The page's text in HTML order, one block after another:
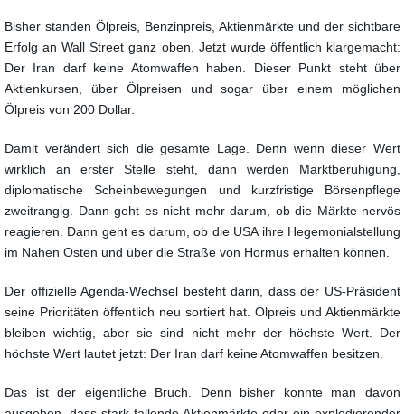
Bisher standen Ölpreis, Benzinpreis, Aktienmärkte und der sichtbare
Erfolg an Wall Street ganz oben. Jetzt wurde öffentlich klargemacht:
Der Iran darf keine Atomwaffen haben. Dieser Punkt steht über
Aktienkursen, über Ölpreisen und sogar über einem möglichen
Ölpreis von 200 Dollar.
Damit verändert sich die gesamte Lage. Denn wenn dieser Wert
wirklich an erster Stelle steht, dann werden Marktberuhigung,
diplomatische Scheinbewegungen und kurzfristige Börsenpflege
zweitrangig. Dann geht es nicht mehr darum, ob die Märkte nervös
reagieren. Dann geht es darum, ob die USA ihre Hegemonialstellung
im Nahen Osten und über die Straße von Hormus erhalten können.
Der offizielle Agenda-Wechsel besteht darin, dass der US-Präsident
seine Prioritäten öffentlich neu sortiert hat. Ölpreis und Aktienmärkte
bleiben wichtig, aber sie sind nicht mehr der höchste Wert. Der
höchste Wert lautet jetzt: Der Iran darf keine Atomwaffen besitzen.
Das ist der eigentliche Bruch. Denn bisher konnte man davon